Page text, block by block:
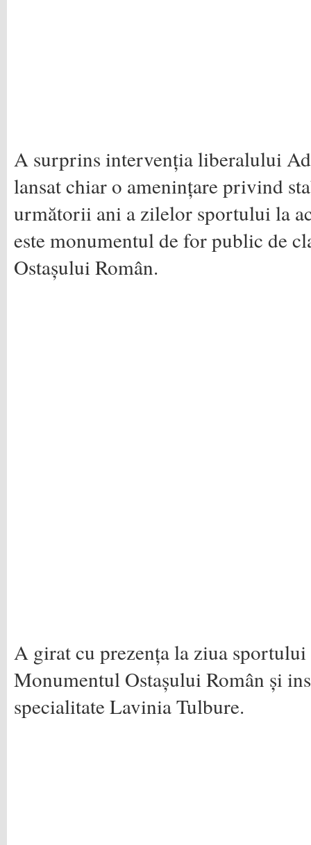
A surprins intervenția liberalului
lansat chiar o amenințare privind
următorii ani a zilelor sportului la
este monumentul de for public de
Ostașului Român.
A girat cu prezența la ziua sportului
Monumentul Ostașului Român și
specialitate Lavinia Tulbure.